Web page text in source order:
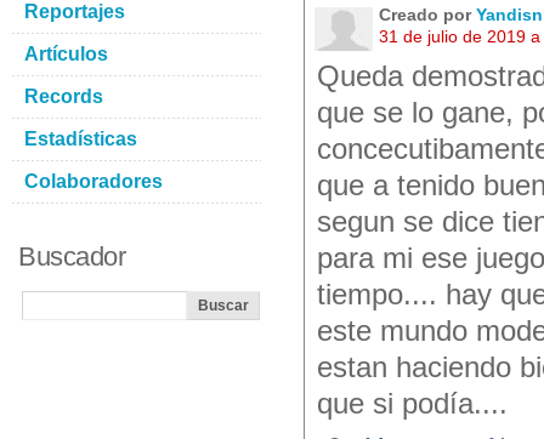
Creado por
31 de julio de 2019
Queda
que se lo gane,
que a tenido
segun se dice
para mi ese
tiempo.... hay
este mundo
estan haciendo
que si podía....
Reportajes
Artículos
Records
Estadísticas
Colaboradores
Buscador